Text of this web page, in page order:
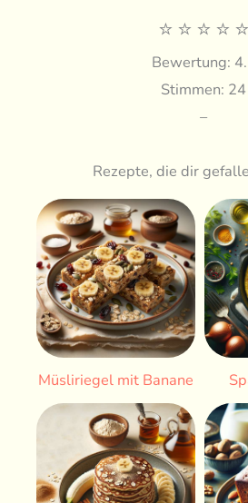
⭐ ⭐ ⭐ ⭐ ⭐
Bewertung:
Stimmen: 24
–
Rezepte, die dir
Müsliriegel mit Banane